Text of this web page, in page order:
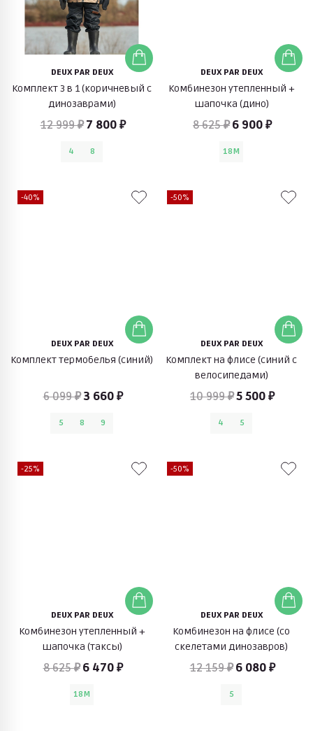
DEUX PAR DEUX
Комплект 3 в 1 (коричневый с
динозаврами)
12 999 ₽ 7 800 ₽
4 8
DEUX PAR DEUX
Комбинезон утепленный +
шапочка (дино)
8 625 ₽ 6 900 ₽
18M
-40%
DEUX PAR DEUX
Комплект термобелья (синий)
6 099 ₽3 660 ₽
5 8 9
-50%
DEUX PAR DEUX
Комплект на флисе (синий с
велосипедами)
10 999 ₽5 500 ₽
4 5
-25%
DEUX PAR DEUX
Комбинезон утепленный +
шапочка (таксы)
8 625 ₽ 6 470 ₽
18M
-50%
DEUX PAR DEUX
Комбинезон на флисе (со
скелетами динозавров)
12 159 ₽ 6 080 ₽
5